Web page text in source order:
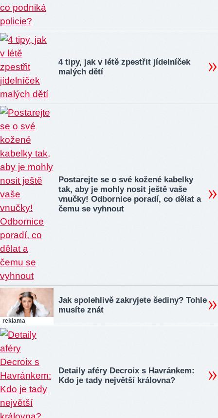
4 tipy, jak v létě zpestřit jídelníček
malých dětí
Postarejte se o své kožené kabelky
tak, aby je mohly nosit ještě vaše
vnučky! Odbornice poradí, co dělat a
čemu se vyhnout
reklama
Jak spolehlivě zakryjete šediny? Tohle
musíte znát
Detaily aféry Decroix s Havránkem:
Kdo je tady největší královna?